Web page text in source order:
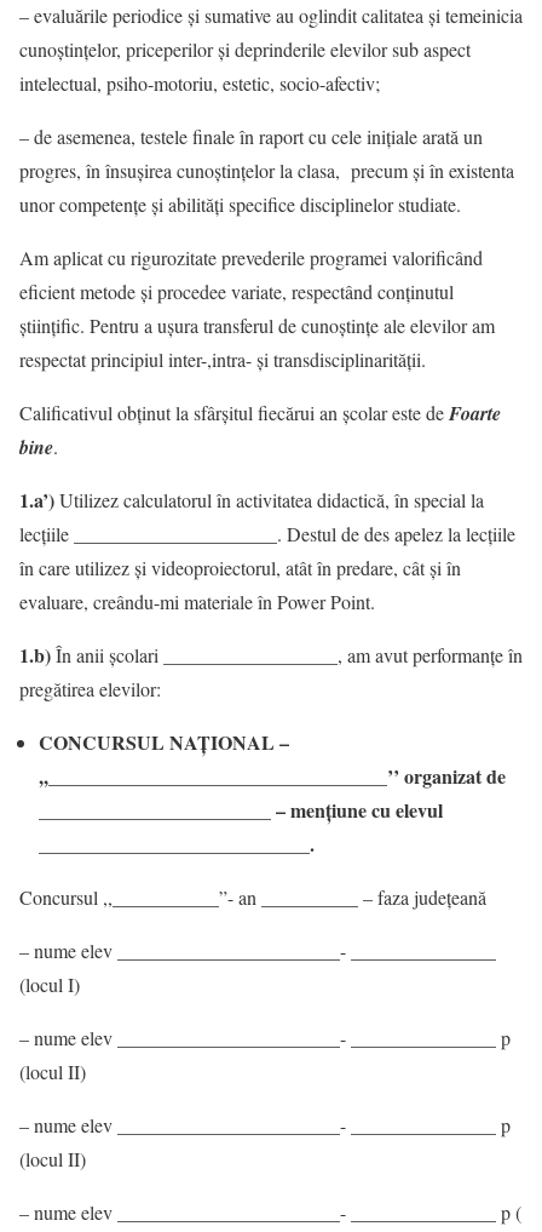
– evaluările periodice și sumative au oglindit calitatea și temeinicia
cunoștințelor, priceperilor și deprinderile elevilor sub aspect
intelectual, psiho-motoriu, estetic, socio-afectiv;
– de asemenea, testele finale în raport cu cele inițiale arată un
progres, în însușirea cunoștințelor la clasa, precum și în existenta
unor competențe și abilităţi specifice disciplinelor studiate.
Am aplicat cu rigurozitate prevederile programei valorificând
eficient metode și procedee variate, respectând conținutul
științific. Pentru a ușura transferul de cunoștințe ale elevilor am
respectat principiul inter-,intra- şi transdisciplinarității.
Calificativul obținut la sfârșitul fiecărui an școlar este deFoarte
bine.
1.a’)Utilizez calculatorul în activitatea didactică, în special la
lecțiile _____________________. Destul de des apelez la lecțiile
în care utilizez și videoproiectorul, atât în predare, cât și în
evaluare, creându-mi materiale în Power Point.
1.b)În anii școlari __________________, am avut performanțe în
pregătirea elevilor:
CONCURSUL NAȚIONAL –
,,___________________________________’’ organizat de
________________________ – mențiune cu elevul
____________________________.
Concursul ,,___________”- an __________ – faza județeană
– nume elev _______________________- _______________
(locul I)
– nume elev _______________________- _______________ p
(locul II)
– nume elev _______________________- _______________ p
(locul II)
– nume elev _______________________- _______________ p (